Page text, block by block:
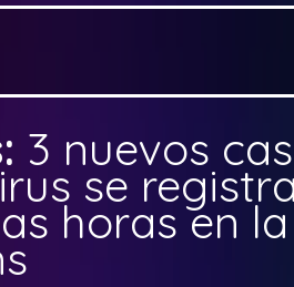
3 nuevos
se
horas en